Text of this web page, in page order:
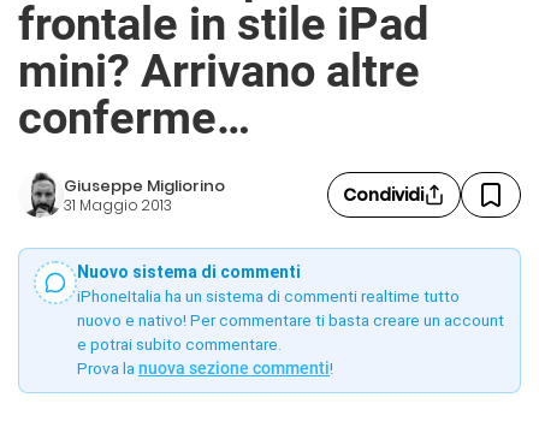
frontale in stile iPad
mini? Arrivano altre
conferme…
Giuseppe Migliorino
31 Maggio 2013 Condividi
Nuovo sistema di commenti
iPhoneItalia ha un sistema di commenti realtime tutto
nuovo e nativo! Per commentare ti basta creare un account
e potrai subito commentare.
Prova la nuova sezione commenti!